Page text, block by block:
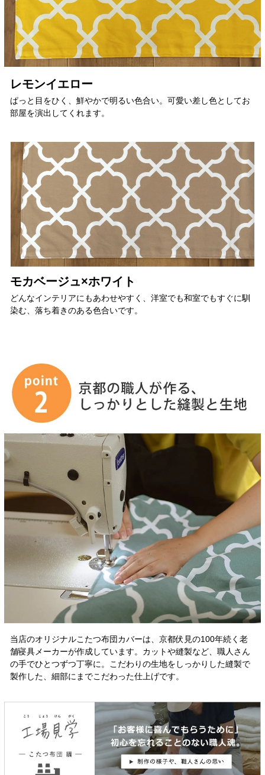
レモンイエロー
ぱっと目をひく、鮮やかで明るい色合い。可愛い差し色としてお
部屋を演出してくれます。
モカベージュ×ホワイト
どんなインテリアにもあわせやすく、洋室でも和室でもすぐに馴
染む、落ち着きのある色合いです。
当店のオリジナルこたつ布団カバーは、京都伏見の100年続く老
舗寝具メーカーが作成しています。カットや縫製など、職人さん
の手でひとつずつ丁寧に。こだわりの生地をしっかりした縫製で
製作した、細部にまでこだわった仕上げです。